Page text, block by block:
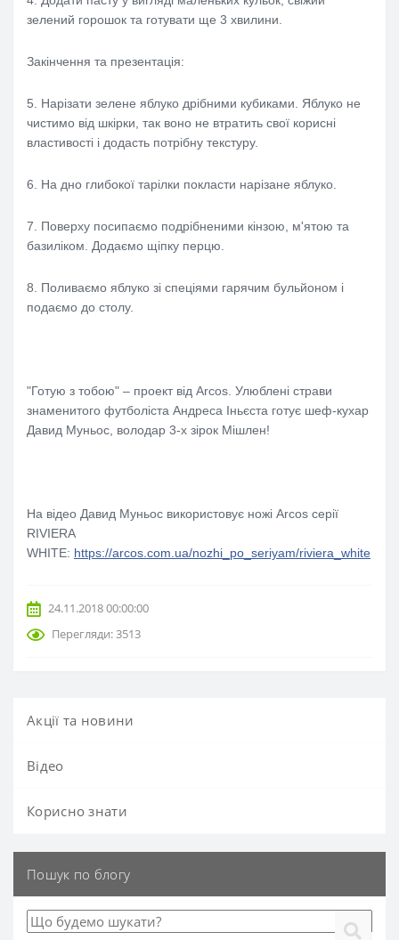
зелений горошок та готувати ще 3 хвилини.
Закінчення та презентація:
5. Нарізати зелене яблуко дрібними кубиками. Яблуко не
чистимо від шкірки, так воно не втратить свої корисні
властивості і додасть потрібну текстуру.
6. На дно глибокої тарілки покласти нарізане яблуко.
7. Поверху посипаємо подрібненими кінзою, м'ятою та
базиліком. Додаємо щіпку перцю.
8. Поливаємо яблуко зі спеціями гарячим бульйоном і
подаємо до столу.
"Готую з тобою" – проект від Arcos. Улюблені страви
знаменитого футболіста Андреса Іньєста готує шеф-кухар
Давид Муньос, володар 3-х зірок Мішлен!
На відео Давид Муньос використовує ножі Arcos серії
RIVIERA
WHITE: https://arcos.com.ua/nozhi_po_seriyam/riviera_white
24.11.2018 00:00:00
Перегляди: 3513
Акції та новини
Вiдео
Корисно знати
Пошук по блогу